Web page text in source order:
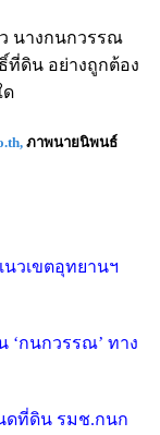
ว นางกนกวรรณ
ที่ดิน อย่างถูกต้อง
ด
ภาพนายนิพนธ์
นวเขตอุทยานฯ
‘กนกวรรณ’ ทาง
ดที่ดิน รมช.กนก